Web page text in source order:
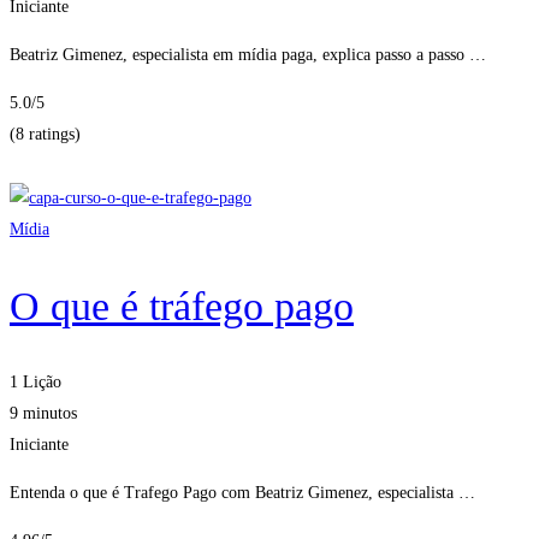
Iniciante
Beatriz Gimenez, especialista em mídia paga, explica passo a passo …
5.0/5
(8 ratings)
Mídia
O que é tráfego pago
1 Lição
9 minutos
Iniciante
Entenda o que é Trafego Pago com Beatriz Gimenez, especialista …